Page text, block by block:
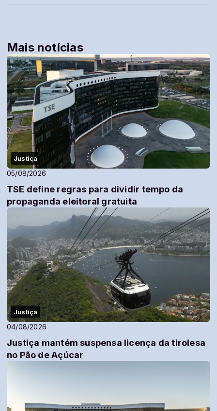
Mais notícias
Justiça
05/08/2026
TSE define regras para dividir tempo da
propaganda eleitoral gratuita
Justiça
04/08/2026
Justiça mantém suspensa licença da tirolesa
no Pão de Açúcar